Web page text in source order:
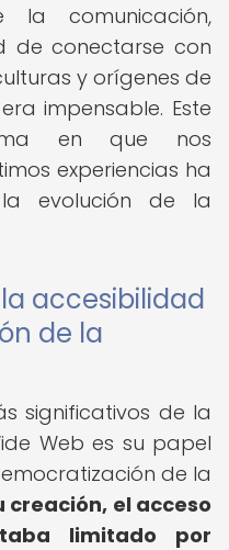
la comunicación,
de conectarse con
y orígenes de
impensable. Este
en que nos
experiencias ha
evolución de la
accesibilidad
de la
significativos de la
Web es su papel
de la
creación, el acceso
limitado por